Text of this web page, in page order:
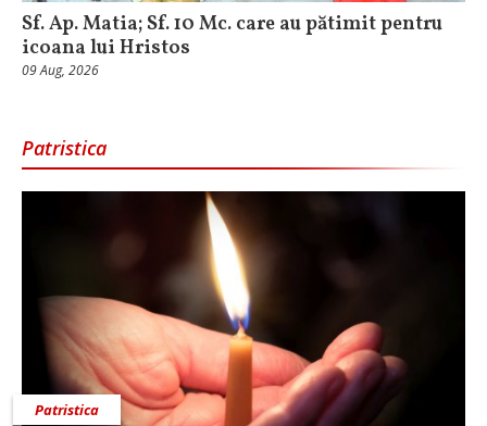
Sf. Ap. Matia; Sf. 10 Mc. care au pătimit pentru
icoana lui Hristos
09 Aug, 2026
Patristica
Patristica